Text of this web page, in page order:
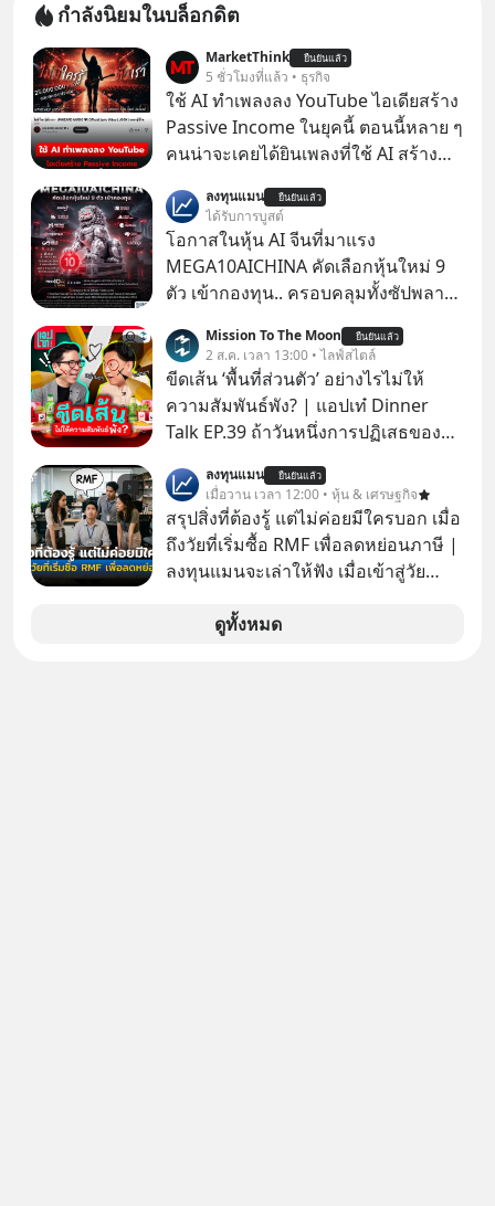
กำลังนิยมในบล็อกดิต
MarketThink ยืนยันแล้ว
5 ชั่วโมงที่แล้ว • ธุรกิจ
ใช้ AI ทำเพลงลง YouTube ไอเดียสร้าง
Passive Income ในยุคนี้ ตอนนี้หลาย ๆ
คนน่าจะเคยได้ยินเพลงที่ใช้ AI สร้าง
รู้ตัวเรา” จากช่องชื่อว่า UNHEARD
MUSIC ที่ตอนนี้มียอดรับชมกว่า 26
ล้านครั้งแล้ว
ลงทุนแมน ยืนยันแล้ว
ได้รับการบูสต์
โอกาสในหุ้น AI จีนที่มาแรง
MEGA10AICHINA คัดเลือกหุ้นใหม่ 9
ตัว เข้ากองทุน.. ครอบคลุมทั้งซัปพลาย
โปรโมชัน ลด 50% ค่าธรรมเนียมซื้อ |
ยอด 2 ล้านบาทขึ้นไป ฟรีค่าธรรมเนียม
ซื้อ
Mission To The Moon ยืนยันแล้ว
2 ส.ค. เวลา 13:00 • ไลฟ์สไตล์
ขีดเส้น ‘พื้นที่ส่วนตัว’ อย่างไรไม่ให้
ความสัมพันธ์พัง? | แอปเท๋ Dinner
Talk EP.39 ถ้าวันหนึ่งการปฏิเสธของ
ตั้งกำแพงใส่และมองว่าเราเห็นแก่ตัวทั้ง
ที่เราเองก็ไม่เคยปฏิเสธใครอย่างนี้มา
ก่อน แต่พอตั้งใจจะ ‘สร้างขอบเขต’ เพื่อ
ตัวเองดูสักครั้ง กลับทำให้เกิดรอยร้าว
ในความสัมพันธ์เสียอย่างนั้น โดยราย
การแอปเท๋ Dinner Talk ในวันนี้โฮสต์
ทั้ง 2 ท่าน แทป-รวิศ หาญอุตสาหะ และ
ลงทุนแมน ยืนยันแล้ว
เมื่อวาน เวลา 12:00 • หุ้น & เศรษฐกิจ
สรุปสิ่งที่ต้องรู้ แต่ไม่ค่อยมีใครบอก เมื่อ
ถึงวัยที่เริ่มซื้อ RMF เพื่อลดหย่อนภาษี |
ลงทุนแมนจะเล่าให้ฟัง เมื่อเข้าสู่วัย
ดูทั้งหมด